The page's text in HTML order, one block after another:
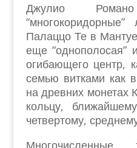
Джулио
Палаццо Те в
еще “однополосая”
огибающего центр,
семью витками как
на древних монетах
кольцу,
четвертому,
Многочисленные